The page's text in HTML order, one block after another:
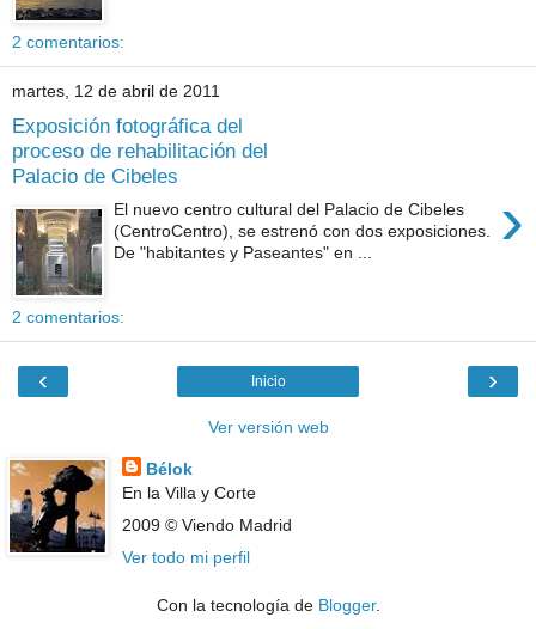
2 comentarios:
martes, 12 de abril de 2011
Exposición fotográfica del
proceso de rehabilitación del
Palacio de Cibeles
›
El nuevo centro cultural del Palacio de Cibeles
(CentroCentro), se estrenó con dos exposiciones.
De "habitantes y Paseantes" en ...
2 comentarios:
‹ ›
Inicio
Ver versión web
Bélok
En la Villa y Corte
2009 © Viendo Madrid
Ver todo mi perfil
Con la tecnología de Blogger.